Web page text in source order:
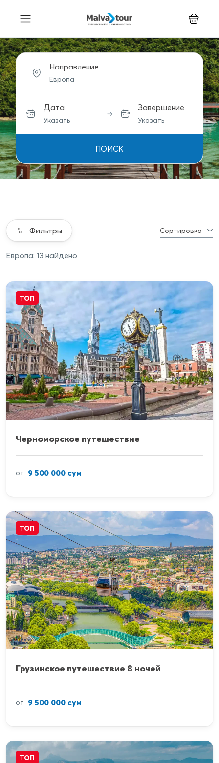
Направление
Дата
Указать
Завершение
Указать
ПОИСК
Фильтры Сортировка
Европа: 13 найдено
ТОП
Черноморское путешествие
от 9 500 000 сум
ТОП
Грузинское путешествие 8 ночей
от 9 500 000 сум
ТОП